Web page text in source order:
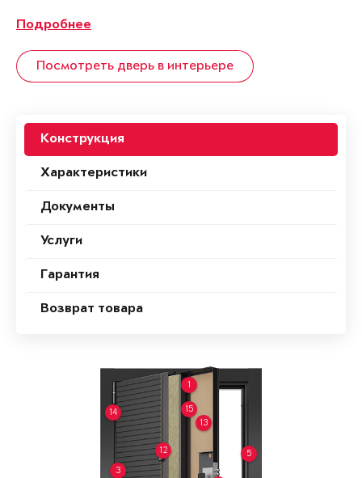
Подробнее
Посмотреть дверь в интерьере
Конструкция
Характеристики
Документы
Услуги
Гарантия
Возврат товара
1
3
5
12
13
14 15